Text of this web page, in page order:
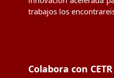
trabajos los
Colabora con CETR